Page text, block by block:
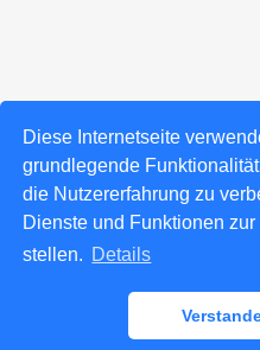
Diese Internetseite
grundlegende
die Nutzererfahrung zu
Dienste und Funktionen zur
stellen. Details